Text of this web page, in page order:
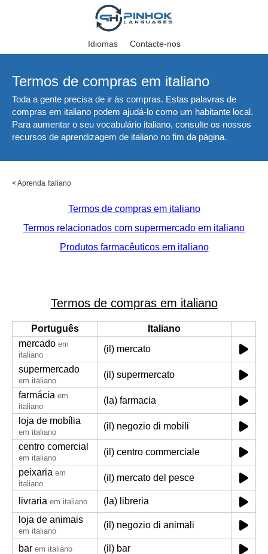
Idiomas Contacte-nos
Termos de compras em italiano
Toda a gente precisa de ir às compras. Estas palavras de
compras em italiano podem ajudá-lo como um habitante local.
Para aumentar o seu vocabulário italiano, consulte os nossos
recursos de aprendizagem de italiano no fim da página.
<Aprenda Italiano
Termos de compras em italiano
Termos relacionados com supermercado em italiano
Produtos farmacêuticos em italiano
Termos de compras em italiano
Português
Italiano
mercado em
italiano
(il) mercato
supermercado
em italiano
(il) supermercato
farmácia em
italiano
(la) farmacia
loja de mobília
em italiano
(il) negozio di mobili
centro comercial
em italiano
(il) centro commerciale
peixaria em
italiano
(il) mercato del pesce
livraria em italiano
(la) libreria
loja de animais
em italiano
(il) negozio di animali
bar em italiano
(il) bar